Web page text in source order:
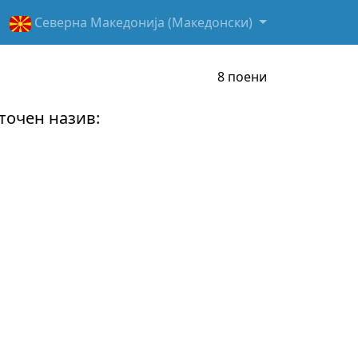
Северна Македонија (Македонски)
8 поени
назив: